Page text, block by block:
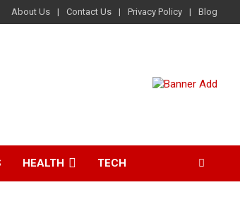
About Us Contact Us Privacy Policy Blog
HEALTH TECH